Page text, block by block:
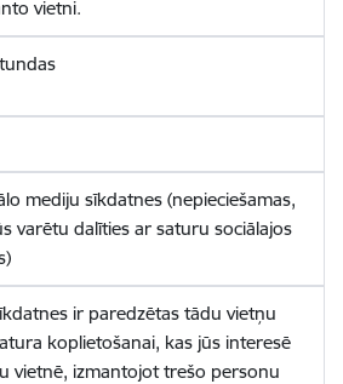
vietni.
mediju sīkdatnes (nepieciešamas,
varētu dalīties ar saturu sociālajos
ir paredzētas tādu vietņu
koplietošanai, kas jūs interesē
vietnē, izmantojot trešo personu